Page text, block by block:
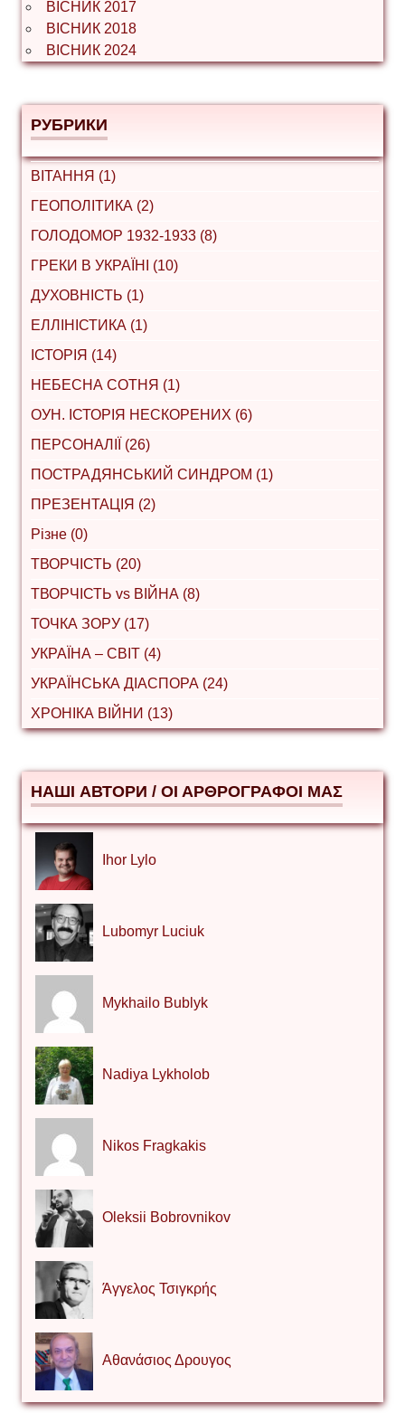
ВІСНИК 2017
ВІСНИК 2018
ВІСНИК 2024
РУБРИКИ
ВІТАННЯ (1)
ГЕОПОЛІТИКА (2)
ГОЛОДОМОР 1932-1933 (8)
ГРЕКИ В УКРАЇНІ (10)
ДУХОВНІСТЬ (1)
ЕЛЛІНІСТИКА (1)
ІСТОРІЯ (14)
НЕБЕСНА СОТНЯ (1)
ОУН. ІСТОРІЯ НЕСКОРЕНИХ (6)
ПЕРСОНАЛІЇ (26)
ПОСТРАДЯНСЬКИЙ СИНДРОМ (1)
ПРЕЗЕНТАЦІЯ (2)
Різне (0)
ТВОРЧІСТЬ (20)
ТВОРЧІСТЬ vs ВІЙНА (8)
ТОЧКА ЗОРУ (17)
УКРАЇНА – СВІТ (4)
УКРАЇНСЬКА ДІАСПОРА (24)
ХРОНІКА ВІЙНИ (13)
НАШІ АВТОРИ / ΟΙ ΑΡΘΡΟΓΡΑΦΟΙ ΜΑΣ
Ihor Lylo
Lubomyr Luciuk
Mykhailo Bublyk
Nadiya Lykholob
Nikos Fragkakis
Oleksii Bobrovnikov
Άγγελος Τσιγκρής
Αθανάσιος Δρουγος